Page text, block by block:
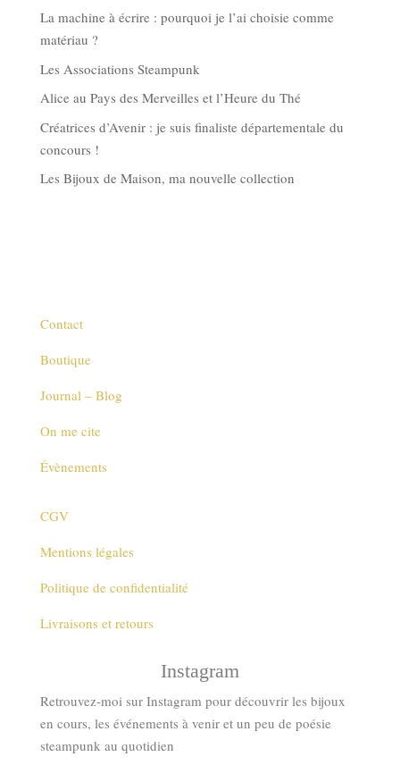
La machine à écrire : pourquoi je l’ai choisie comme
matériau ?
Les Associations Steampunk
Alice au Pays des Merveilles et l’Heure du Thé
Créatrices d’Avenir : je suis finaliste départementale du
concours !
Les Bijoux de Maison, ma nouvelle collection
Contact
Boutique
Journal – Blog
On me cite
Évènements
CGV
Mentions légales
Politique de confidentialité
Livraisons et retours
Instagram
Retrouvez-moi sur Instagram pour découvrir les bijoux
en cours, les événements à venir et un peu de poésie
steampunk au quotidien